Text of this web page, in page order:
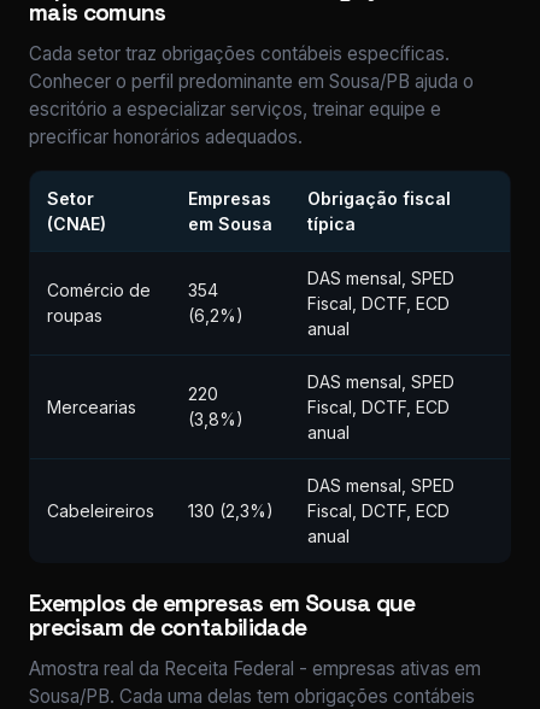
mais comuns
Cada setor traz obrigações contábeis específicas.
Conhecer o perfil predominante em Sousa/PB ajuda o
escritório a especializar serviços, treinar equipe e
precificar honorários adequados.
Setor
(CNAE)
Empresas
em Sousa
Obrigação fiscal
típica
Comércio de
roupas
354
(6,2%)
DAS mensal, SPED
Fiscal, DCTF, ECD
anual
Mercearias
220
(3,8%)
DAS mensal, SPED
Fiscal, DCTF, ECD
anual
Cabeleireiros 130 (2,3%)
DAS mensal, SPED
Fiscal, DCTF, ECD
anual
Exemplos de empresas em Sousa que
precisam de contabilidade
Amostra real da Receita Federal - empresas ativas em
Sousa/PB. Cada uma delas tem obrigações contábeis